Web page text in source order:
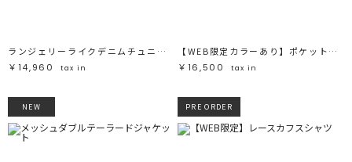
ランジェリーライクデニムチュニック
￥14,960
tax in
【WEB限定カラーあり】ポケットシャギーニットカーディガン
￥16,500
tax in
NEW PRE ORDER